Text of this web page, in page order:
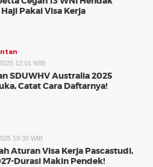
Pakai Visa Kerja
12:01 WIB
SDUWHV Australia 2025
Catat Cara Daftarnya!
19:30 WIB
Aturan Visa Kerja Pascastudi,
Durasi Makin Pendek!